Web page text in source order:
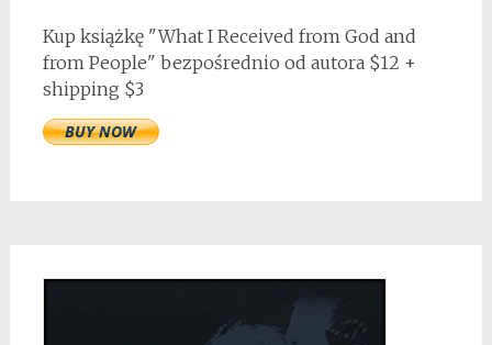
Kup książkę "What I Received from God and
from People" bezpośrednio od autora $12 +
shipping $3